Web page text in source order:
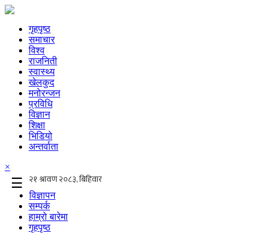
गृहपृष्ठ
समाचार
विश्व
राजनिती
स्वास्थ्य
खेलकुद
मनोरन्जन
प्रविधि
विज्ञान
शिक्षा
भिडियो
अन्तर्वाता
×
☰
विज्ञापन
सम्पर्क
हाम्रो बारेमा
गृहपृष्ठ